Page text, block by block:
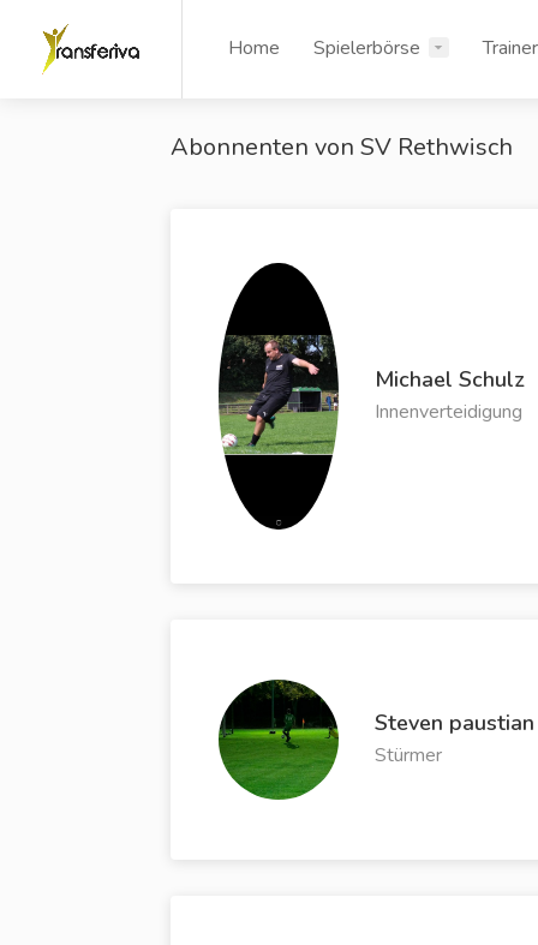
Home Spielerbörse
Abonnenten von SV Rethwisch
Michael Schulz
Innenverteidigung
Steven paustian
Stürmer